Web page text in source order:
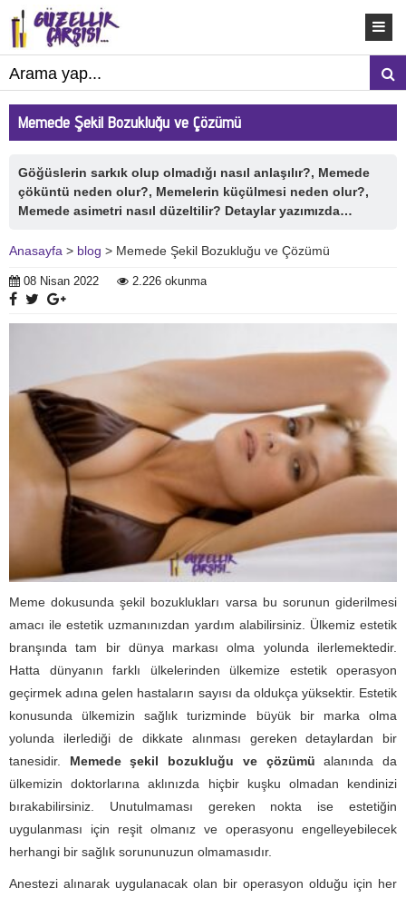
Memede Şekil Bozukluğu ve Çözümü
Göğüslerin sarkık olup olmadığı nasıl anlaşılır?, Memede
çöküntü neden olur?, Memelerin küçülmesi neden olur?,
Memede asimetri nasıl düzeltilir? Detaylar yazımızda…
Anasayfa > blog > Memede Şekil Bozukluğu ve Çözümü
08 Nisan 2022 2.226 okunma
Meme dokusunda şekil bozuklukları varsa bu sorunun giderilmesi
amacı ile estetik uzmanınızdan yardım alabilirsiniz. Ülkemiz estetik
branşında tam bir dünya markası olma yolunda ilerlemektedir.
Hatta dünyanın farklı ülkelerinden ülkemize estetik operasyon
geçirmek adına gelen hastaların sayısı da oldukça yüksektir. Estetik
konusunda ülkemizin sağlık turizminde büyük bir marka olma
yolunda ilerlediği de dikkate alınması gereken detaylardan bir
tanesidir. Memede şekil bozukluğu ve çözümüalanında da
ülkemizin doktorlarına aklınızda hiçbir kuşku olmadan kendinizi
bırakabilirsiniz. Unutulmaması gereken nokta ise estetiğin
uygulanması için reşit olmanız ve operasyonu engelleyebilecek
herhangi bir sağlık sorununuzun olmamasıdır.
Anestezi alınarak uygulanacak olan bir operasyon olduğu için her